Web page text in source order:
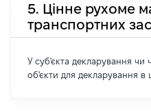
5. Цінне рухоме
транспортних
У суб'єкта декларування чи
об'єкти для декларування в